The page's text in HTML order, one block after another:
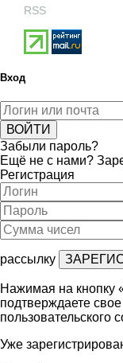
RSS
Вход
Забыли пароль?
Ещё не с нами?
Регистрация
рассылку
Нажимая на кнопку
подтверждаете
пользовательского
Уже